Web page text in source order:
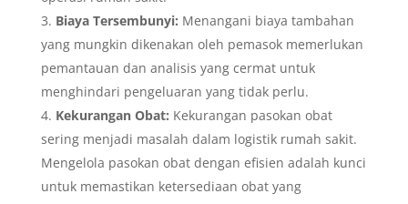
Biaya Tersembunyi: Menangani biaya tambahan
yang mungkin dikenakan oleh pemasok memerlukan
pemantauan dan analisis yang cermat untuk
menghindari pengeluaran yang tidak perlu.
Kekurangan Obat: Kekurangan pasokan obat
sering menjadi masalah dalam logistik rumah sakit.
Mengelola pasokan obat dengan efisien adalah kunci
untuk memastikan ketersediaan obat yang